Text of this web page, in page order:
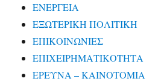
ΕΝΕΡΓΕΙΑ
ΕΞΩΤΕΡΙΚΗ ΠΟΛΙΤΙΚΗ
ΕΠΙΚΟΙΝΩΝΙΕΣ
ΕΠΙΧΕΙΡΗΜΑΤΙΚΟΤΗΤΑ
ΕΡΕΥΝΑ – ΚΑΙΝΟΤΟΜΙΑ